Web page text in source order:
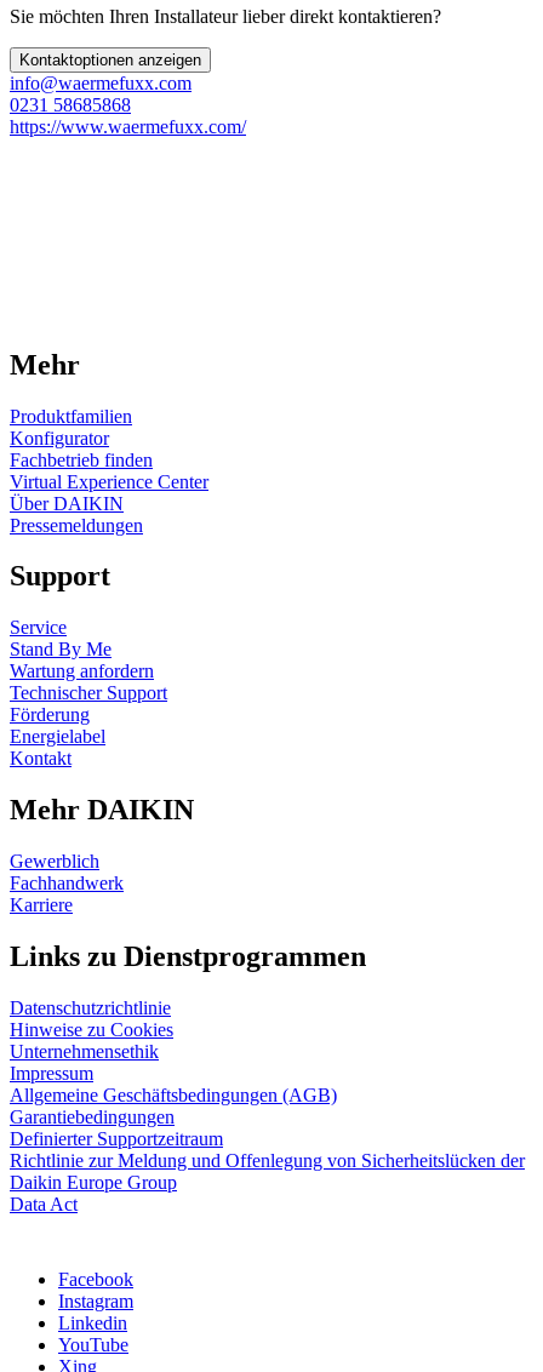
Sie möchten Ihren Installateur lieber direkt kontaktieren?
Kontaktoptionen anzeigen
info@waermefuxx.com
0231 58685868
https://www.waermefuxx.com/
Mehr
Produktfamilien
Konfigurator
Fachbetrieb finden
Virtual Experience Center
Über DAIKIN
Pressemeldungen
Support
Service
Stand By Me
Wartung anfordern
Technischer Support
Förderung
Energielabel
Kontakt
Mehr DAIKIN
Gewerblich
Fachhandwerk
Karriere
Links zu Dienstprogrammen
Datenschutzrichtlinie
Hinweise zu Cookies
Unternehmensethik
Impressum
Allgemeine Geschäftsbedingungen (AGB)
Garantiebedingungen
Definierter Supportzeitraum
Richtlinie zur Meldung und Offenlegung von Sicherheitslücken der
Daikin Europe Group
Data Act
Facebook
Instagram
Linkedin
YouTube
Xing